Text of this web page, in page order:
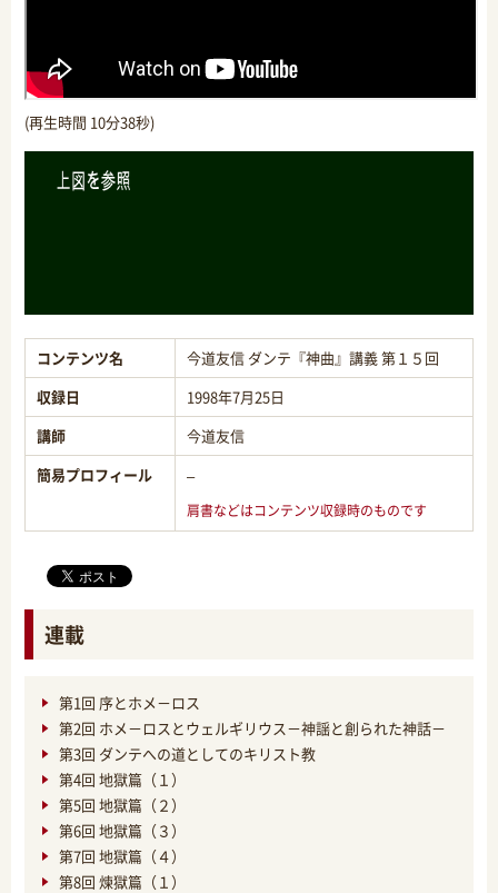
(再生時間 10分38秒)
コンテンツ名
今道友信 ダンテ『神曲』講義 第１５回
収録日
1998年7月25日
講師
今道友信
簡易プロフィール
–
肩書などはコンテンツ収録時のものです
連載
第1回 序とホメ－ロス
第2回 ホメ－ロスとウェルギリウス－神謡と創られた神話－
第3回 ダンテへの道としてのキリスト教
第4回 地獄篇（１）
第5回 地獄篇（２）
第6回 地獄篇（３）
第7回 地獄篇（４）
第8回 煉獄篇（１）